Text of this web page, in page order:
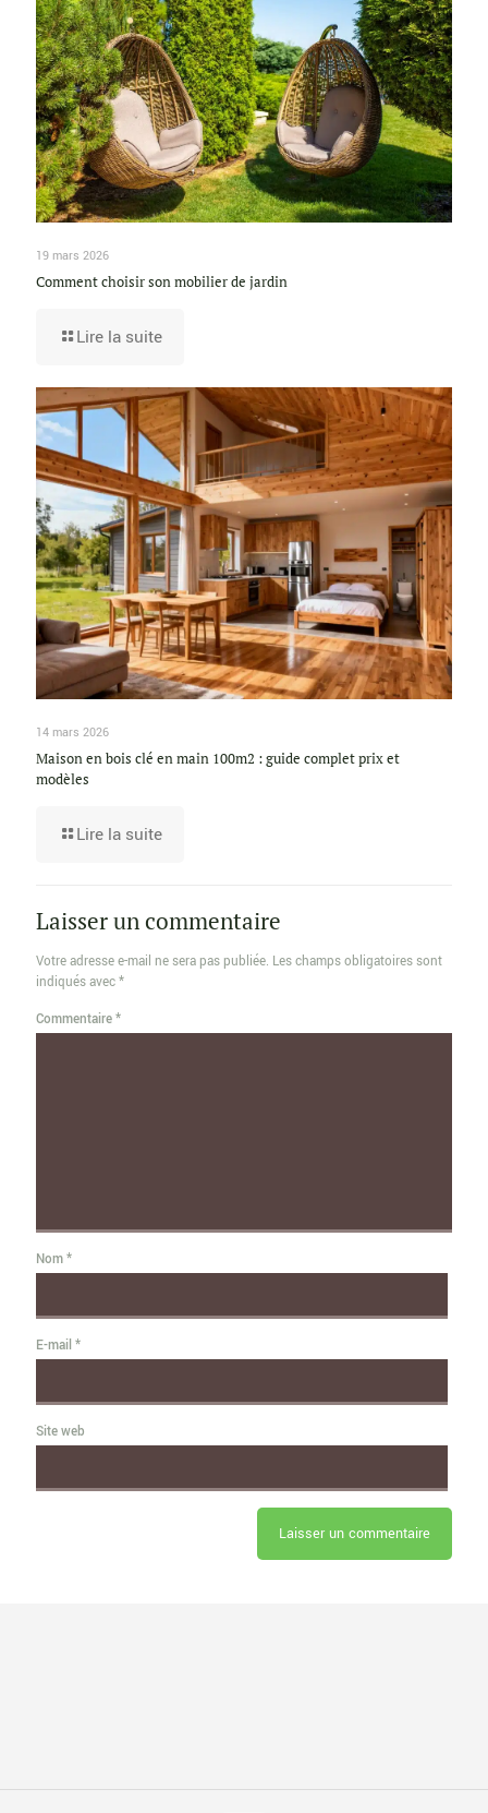
19 mars 2026
Comment choisir son mobilier de jardin
Lire la suite
14 mars 2026
Maison en bois clé en main 100m2 : guide complet prix et
modèles
Lire la suite
Laisser un commentaire
Votre adresse e-mail ne sera pas publiée. Les champs obligatoires sont
indiqués avec*
Commentaire*
Nom*
E-mail *
Site web